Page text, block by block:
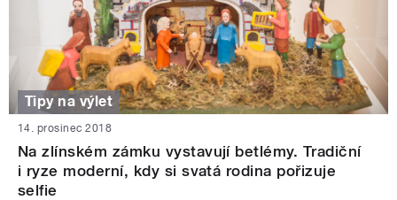
Tipy na výlet
14. prosinec 2018
Na zlínském zámku vystavují betlémy. Tradiční
i ryze moderní, kdy si svatá rodina pořizuje
selfie